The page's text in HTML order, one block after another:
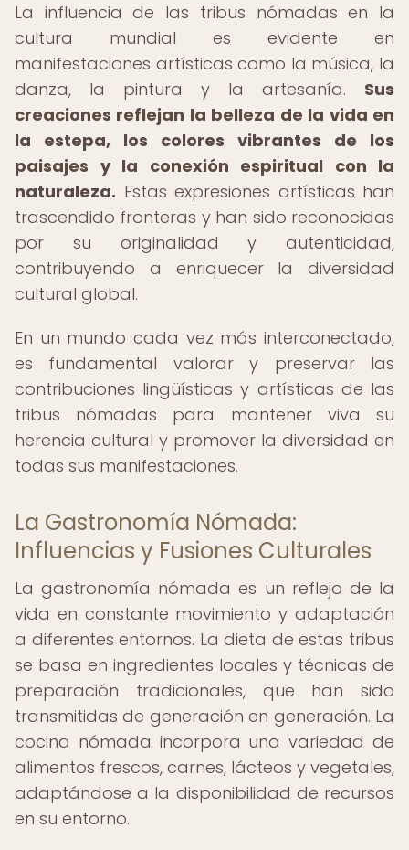
La influencia de las tribus nómadas en la
cultura mundial es evidente en
manifestaciones artísticas como la música, la
danza, la pintura y la artesanía. Sus
creaciones reflejan la belleza de la vida en
la estepa, los colores vibrantes de los
paisajes y la conexión espiritual con la
naturaleza. Estas expresiones artísticas han
trascendido fronteras y han sido reconocidas
por su originalidad y autenticidad,
contribuyendo a enriquecer la diversidad
cultural global.
En un mundo cada vez más interconectado,
es fundamental valorar y preservar las
contribuciones lingüísticas y artísticas de las
tribus nómadas para mantener viva su
herencia cultural y promover la diversidad en
todas sus manifestaciones.
La Gastronomía Nómada:
Influencias y Fusiones Culturales
La gastronomía nómada es un reflejo de la
vida en constante movimiento y adaptación
a diferentes entornos. La dieta de estas tribus
se basa en ingredientes locales y técnicas de
preparación tradicionales, que han sido
transmitidas de generación en generación. La
cocina nómada incorpora una variedad de
alimentos frescos, carnes, lácteos y vegetales,
adaptándose a la disponibilidad de recursos
en su entorno.